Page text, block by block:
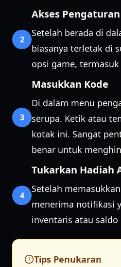
2
Akses Pengaturan
Setelah berada di
biasanya terletak di
opsi game,
3
Masukkan Kode
Di dalam menu
serupa. Ketik atau
kotak ini. Sangat
benar untuk
4
Tukarkan Hadiah
Setelah
menerima notifikasi
inventaris atau
Tips Penukaran